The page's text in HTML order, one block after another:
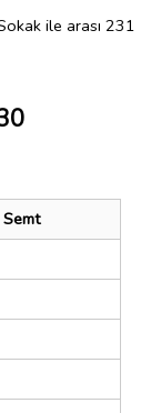
ile arası 231
Semt